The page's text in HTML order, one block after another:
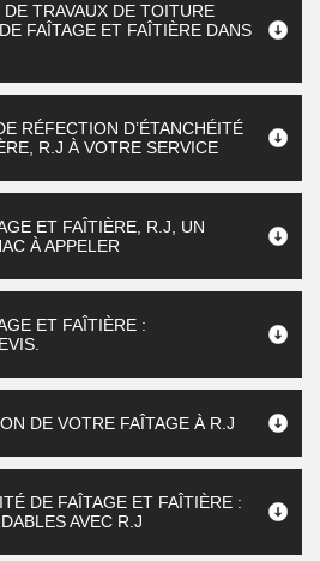
TRAVAUX DE TOITURE
FAÎTAGE ET FAÎTIÈRE DANS
RÉFECTION D’ÉTANCHÉITÉ
R.J À VOTRE SERVICE
ET FAÎTIÈRE, R.J, UN
À APPELER
ET FAÎTIÈRE :
DE VOTRE FAÎTAGE À R.J
DE FAÎTAGE ET FAÎTIÈRE :
AVEC R.J